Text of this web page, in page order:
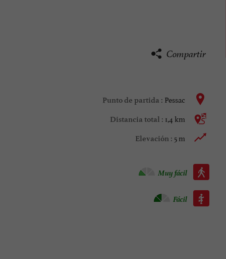
Compartir
Punto de partida : Pessac
Distancia total : 1,4 km
Elevación : 5 m
Caminata :
Muy fácil
Roller :
Fácil